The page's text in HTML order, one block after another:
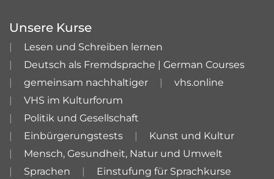
Unsere Kurse
Lesen und Schreiben lernen
Deutsch als Fremdsprache | German Courses
gemeinsam nachhaltiger
vhs.online
VHS im Kulturforum
Politik und Gesellschaft
Einbürgerungstests
Kunst und Kultur
Mensch, Gesundheit, Natur und Umwelt
Sprachen
Einstufung für Sprachkurse